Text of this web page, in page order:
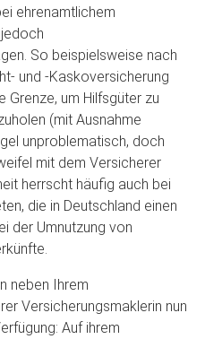
ehrenamtlichem
So beispielsweise nach
und -Kaskoversicherung
Grenze, um Hilfsgüter zu
(mit Ausnahme
unproblematisch, doch
mit dem Versicherer
herrscht häufig auch bei
die in Deutschland einen
der Umnutzung von
neben Ihrem
Versicherungsmaklerin nun
Auf ihrem